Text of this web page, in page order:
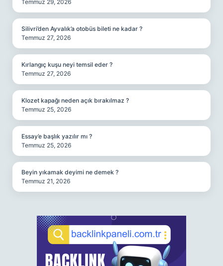
Temmuz 29, 2026
Silivri’den Ayvalık’a otobüs bileti ne kadar ?
Temmuz 27, 2026
Kırlangıç kuşu neyi temsil eder ?
Temmuz 27, 2026
Klozet kapağı neden açık bırakılmaz ?
Temmuz 25, 2026
Essay’e başlık yazılır mı ?
Temmuz 25, 2026
Beyin yıkamak deyimi ne demek ?
Temmuz 21, 2026